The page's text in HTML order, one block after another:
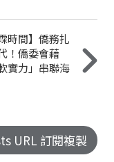
時間】僑務扎
！僑委會藉
實力」串聯海
URL 訂閱複製